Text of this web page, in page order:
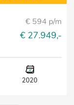
€ 594 p/m
€ 27.949,-
2020